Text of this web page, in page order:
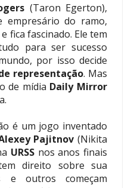
(Taron Egerton),
empresário do ramo,
fica fascinado. Ele tem
para ser sucesso
por isso decide
representação. Mas
de mídia Daily Mirror
é um jogo inventado
Pajitnov(Nikita
URSSnos anos finais
direito sobre sua
e outros começam